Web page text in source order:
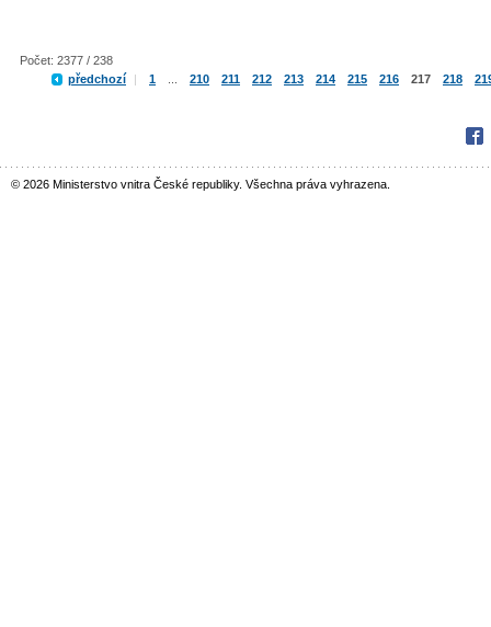
Počet: 2377 / 238
předchozí
| 1 210 211 212 213 214 215 216 217 218
© 2026 Ministerstvo vnitra České republiky. Všechna práva vyhrazena.